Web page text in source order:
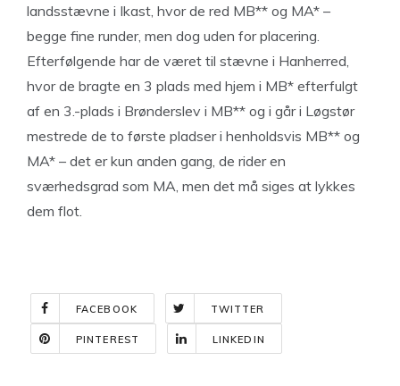
landsstævne i Ikast, hvor de red MB** og MA* –
begge fine runder, men dog uden for placering.
Efterfølgende har de været til stævne i Hanherred,
hvor de bragte en 3 plads med hjem i MB* efterfulgt
af en 3.-plads i Brønderslev i MB** og i går i Løgstør
mestrede de to første pladser i henholdsvis MB** og
MA* – det er kun anden gang, de rider en
sværhedsgrad som MA, men det må siges at lykkes
dem flot.
FACEBOOK TWITTER
PINTEREST LINKEDIN